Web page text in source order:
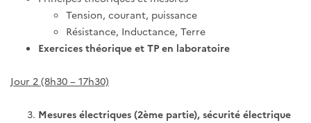
Tension, courant, puissance
Résistance, Inductance, Terre
Exercices théorique et TP en laboratoire
Jour 2 (8h30 – 17h30)
Mesures électriques (2ème partie), sécurité électrique